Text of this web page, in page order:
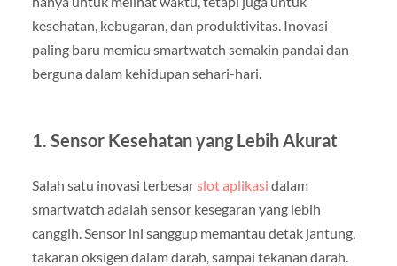
kesehatan, kebugaran, dan produktivitas. Inovasi
paling baru memicu smartwatch semakin pandai dan
berguna dalam kehidupan sehari-hari.
1. Sensor Kesehatan yang Lebih Akurat
Salah satu inovasi terbesarslot aplikasi dalam
smartwatch adalah sensor kesegaran yang lebih
canggih. Sensor ini sanggup memantau detak jantung,
takaran oksigen dalam darah, sampai tekanan darah.